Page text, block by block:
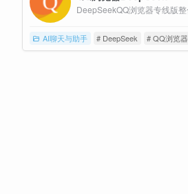
AI聊天与助手 # DeepSeek # QQ浏览器